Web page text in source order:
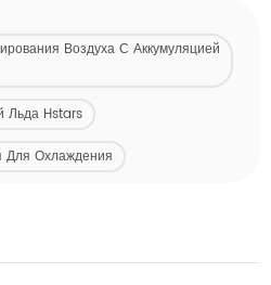
Воздуха С Аккумуляцией
Льда Hstars
Для Охлаждения